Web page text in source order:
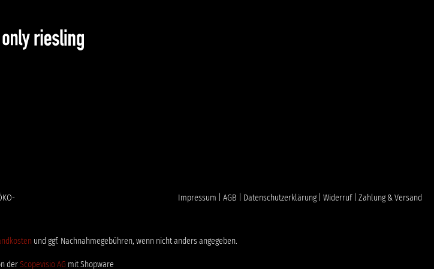
Impressum | AGB | Datenschutzerklärung | Widerruf | Zahlung & Versand
und ggf. Nachnahmegebühren, wenn nicht anders angegeben.
derScopevisio AG mit Shopware